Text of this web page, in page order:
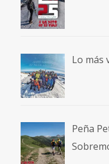
Lo más
Peña